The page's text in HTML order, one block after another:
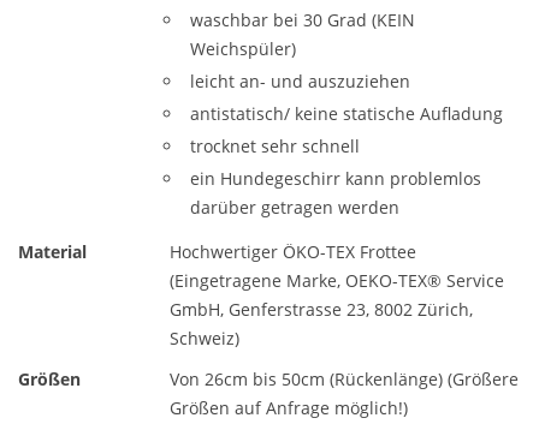
waschbar bei 30 Grad (KEIN
Weichspüler)
leicht an- und auszuziehen
antistatisch/ keine statische Aufladung
trocknet sehr schnell
ein Hundegeschirr kann problemlos
darüber getragen werden
Material
Hochwertiger ÖKO-TEX Frottee
(Eingetragene Marke, OEKO-TEX® Service
GmbH, Genferstrasse 23, 8002 Zürich,
Schweiz)
Größen
Von 26cm bis 50cm (Rückenlänge) (Größere
Größen auf Anfrage möglich!)